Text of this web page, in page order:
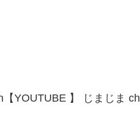
YOUTUBE 】 じまじま ch